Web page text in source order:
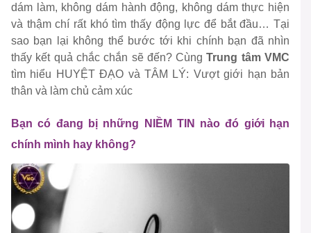
dám làm, không dám hành động, không dám thực hiện
và thậm chí rất khó tìm thấy động lực để bắt đầu… Tại
sao bạn lại không thể bước tới khi chính bạn đã nhìn
thấy kết quả chắc chắn sẽ đến? CùngTrung tâm VMC
tìm hiểu HUYỆT ĐẠO và TÂM LÝ: Vượt giới hạn bản
thân và làm chủ cảm xúc
Bạn có đang bị những NIỀM TIN nào đó giới hạn
chính mình hay không?